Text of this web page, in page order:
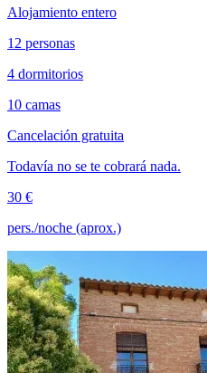
Alojamiento entero
12 personas
4 dormitorios
10 camas
Cancelación gratuita
Todavía no se te cobrará nada.
30 €
pers./noche (aprox.)